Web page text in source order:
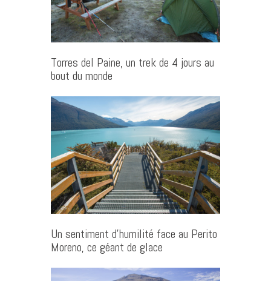
Torres del Paine, un trek de 4 jours au
bout du monde
Un sentiment d’humilité face au Perito
Moreno, ce géant de glace